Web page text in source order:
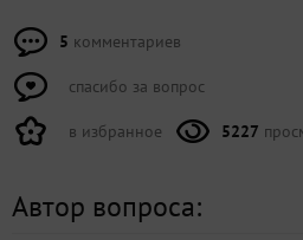
5 комментариев
спасибо за вопрос
в избранное 5227
Автор вопроса: